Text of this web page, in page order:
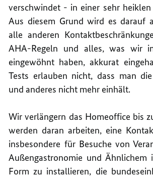
verschwindet - in einer sehr heiklen
Aus diesem Grund wird es darauf
alle anderen
AHA-Regeln und alles, was wir
eingewöhnt haben, akkurat
Tests erlauben nicht, dass man
und anderes nicht mehr einhält.
Wir verlängern das Homeoffice bis
werden daran arbeiten, eine
insbesondere für Besuche von
Außengastronomie und Ähnlichem
Form zu installieren, die